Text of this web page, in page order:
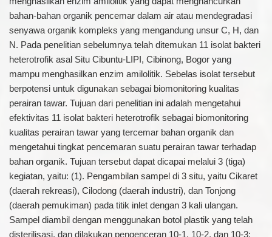
bahan-bahan organik pencemar dalam air atau mendegradasi
senyawa organik kompleks yang mengandung unsur C, H, dan
N. Pada penelitian sebelumnya telah ditemukan 11 isolat bakteri
heterotrofik asal Situ Cibuntu-LIPI, Cibinong, Bogor yang
mampu menghasilkan enzim amilolitik. Sebelas isolat tersebut
berpotensi untuk digunakan sebagai biomonitoring kualitas
perairan tawar. Tujuan dari penelitian ini adalah mengetahui
efektivitas 11 isolat bakteri heterotrofik sebagai biomonitoring
kualitas perairan tawar yang tercemar bahan organik dan
mengetahui tingkat pencemaran suatu perairan tawar terhadap
bahan organik. Tujuan tersebut dapat dicapai melalui 3 (tiga)
kegiatan, yaitu: (1). Pengambilan sampel di 3 situ, yaitu Cikaret
(daerah rekreasi), Cilodong (daerah industri), dan Tonjong
(daerah pemukiman) pada titik inlet dengan 3 kali ulangan.
Sampel diambil dengan menggunakan botol plastik yang telah
disterilisasi, dan dilakukan pengenceran 10-1, 10-2, dan 10-3;